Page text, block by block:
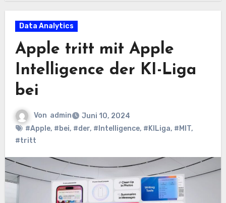
Data Analytics
Apple tritt mit Apple
Intelligence der KI-Liga
bei
Von admin
Juni 10, 2024
#Apple, #bei, #der, #Intelligence, #KILiga, #MIT,
#tritt